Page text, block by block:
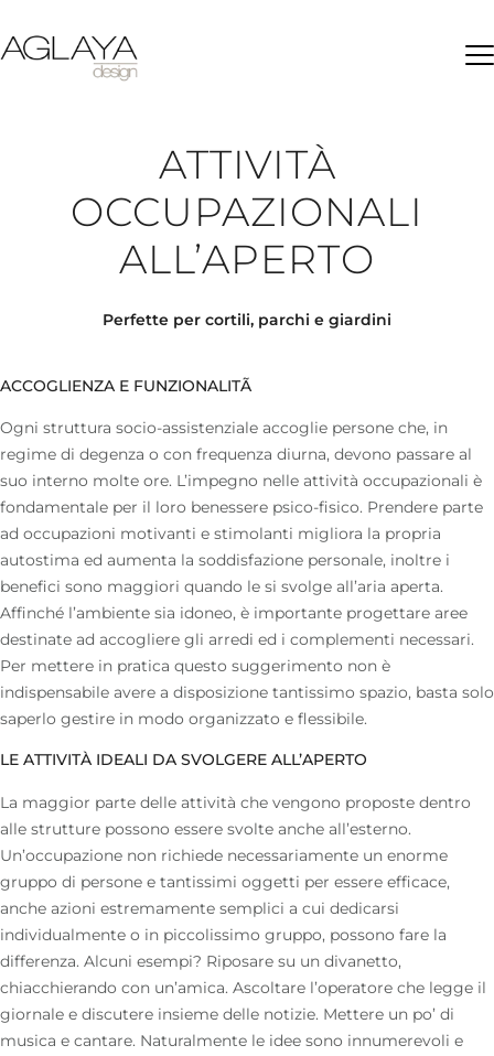
ATTIVITÀ
OCCUPAZIONALI
ALL’APERTO
Perfette per cortili, parchi e giardini
ACCOGLIENZA E FUNZIONALITÃ
Ogni struttura socio-assistenziale accoglie persone che, in
regime di degenza o con frequenza diurna, devono passare al
suo interno molte ore. L’impegno nelle attività occupazionali è
fondamentale per il loro benessere psico-fisico. Prendere parte
ad occupazioni motivanti e stimolanti migliora la propria
autostima ed aumenta la soddisfazione personale, inoltre i
benefici sono maggiori quando le si svolge all’aria aperta.
Affinché l’ambiente sia idoneo, è importante progettare aree
destinate ad accogliere gli arredi ed i complementi necessari.
Per mettere in pratica questo suggerimento non è
indispensabile avere a disposizione tantissimo spazio, basta solo
saperlo gestire in modo organizzato e flessibile.
LE ATTIVITÀ IDEALI DA SVOLGERE ALL’APERTO
La maggior parte delle attività che vengono proposte dentro
alle strutture possono essere svolte anche all’esterno.
Un’occupazione non richiede necessariamente un enorme
gruppo di persone e tantissimi oggetti per essere efficace,
anche azioni estremamente semplici a cui dedicarsi
individualmente o in piccolissimo gruppo, possono fare la
differenza. Alcuni esempi? Riposare su un divanetto,
chiacchierando con un’amica. Ascoltare l’operatore che legge il
giornale e discutere insieme delle notizie. Mettere un po’ di
musica e cantare. Naturalmente le idee sono innumerevoli e